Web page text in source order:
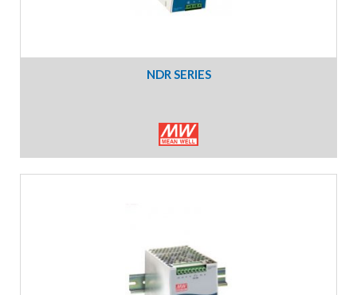
NDR SERIES